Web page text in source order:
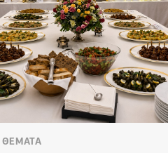
ΘΕΜΑΤΑ